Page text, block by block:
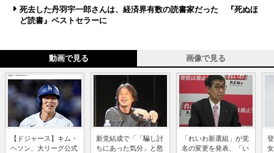
死去した丹羽宇一郎さんは、経済界有数の読書家だった 『死ぬほ
ど読書』ベストセラーに
動画で見る 画像で見る
【ドジャース】キム・
ヘソン、大リーグ公式
新党結成で「「騙し討
ちにあった気分」と怒
「れいわ新選組」が党
名の変更を発表、「い